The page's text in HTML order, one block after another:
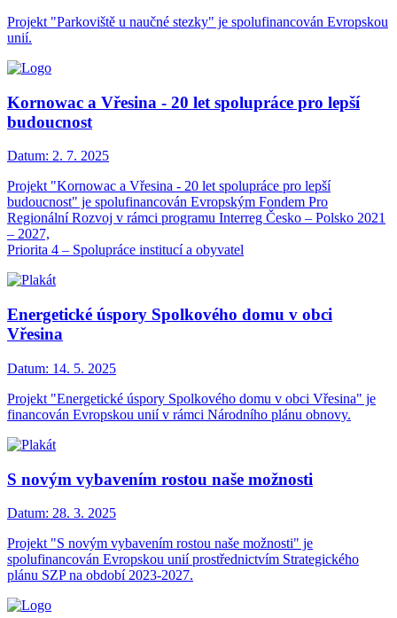
Projekt "Parkoviště u naučné stezky" je spolufinancován Evropskou
unií.
Kornowac a Vřesina - 20 let spolupráce pro lepší
budoucnost
Datum: 2. 7. 2025
Projekt "Kornowac a Vřesina - 20 let spolupráce pro lepší
budoucnost" je spolufinancován Evropským Fondem Pro
Regionální Rozvoj v rámci programu Interreg Česko – Polsko 2021
– 2027,
Priorita 4 – Spolupráce institucí a obyvatel
Energetické úspory Spolkového domu v obci
Vřesina
Datum: 14. 5. 2025
Projekt "Energetické úspory Spolkového domu v obci Vřesina" je
financován Evropskou unií v rámci Národního plánu obnovy.
S novým vybavením rostou naše možnosti
Datum: 28. 3. 2025
Projekt "S novým vybavením rostou naše možnosti" je
spolufinancován Evropskou unií prostřednictvím Strategického
plánu SZP na období 2023-2027.